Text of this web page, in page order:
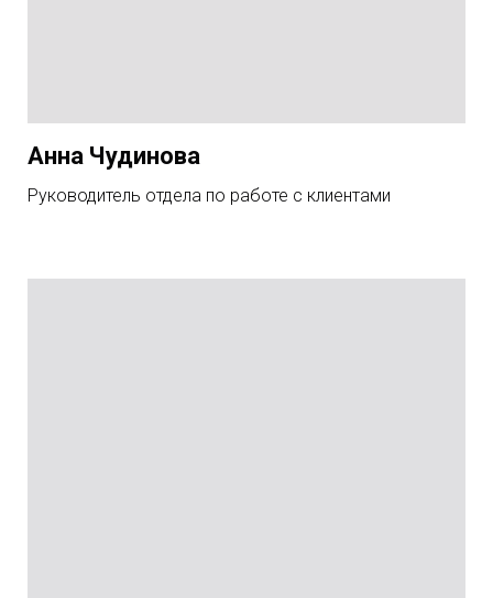
Анна Чудинова
Руководитель отдела по работе с клиентами